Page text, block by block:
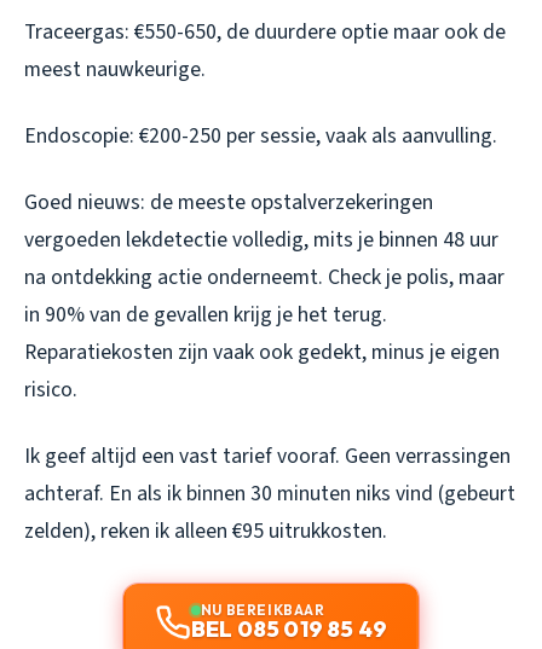
Traceergas: €550-650, de duurdere optie maar ook de
meest nauwkeurige.
Endoscopie: €200-250 per sessie, vaak als aanvulling.
Goed nieuws: de meeste opstalverzekeringen
vergoeden lekdetectie volledig, mits je binnen 48 uur
na ontdekking actie onderneemt. Check je polis, maar
in 90% van de gevallen krijg je het terug.
Reparatiekosten zijn vaak ook gedekt, minus je eigen
risico.
Ik geef altijd een vast tarief vooraf. Geen verrassingen
achteraf. En als ik binnen 30 minuten niks vind (gebeurt
zelden), reken ik alleen €95 uitrukkosten.
NU BEREIKBAAR
BEL 085 019 85 49